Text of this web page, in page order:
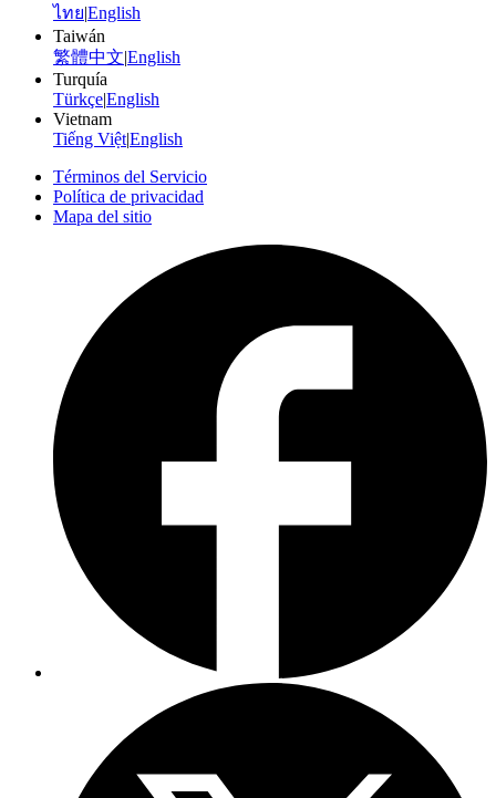
ไทย|English
Taiwán
繁體中文|English
Turquía
Türkçe|English
Vietnam
Tiếng Việt|English
Términos del Servicio
Política de privacidad
Mapa del sitio